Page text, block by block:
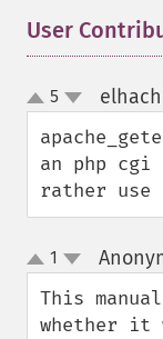
User
up
down
5
an php
rather use
up
down
1
This
whether it